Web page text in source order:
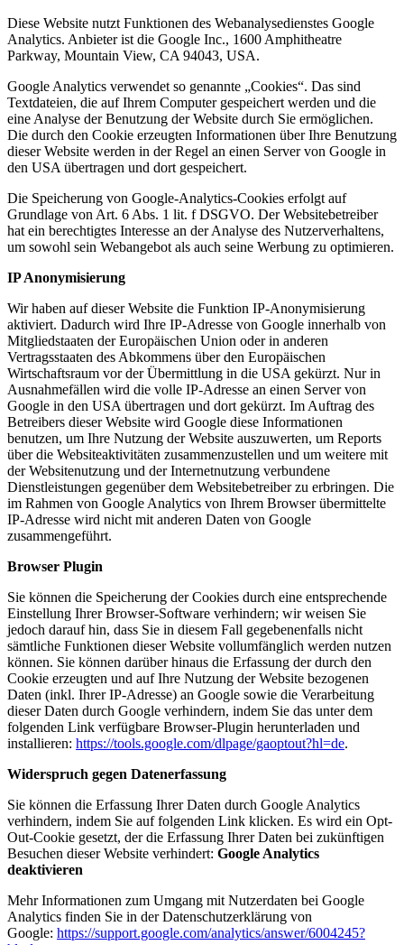
Diese Website nutzt Funktionen des Webanalysedienstes Google
Analytics. Anbieter ist die Google Inc., 1600 Amphitheatre
Parkway, Mountain View, CA 94043, USA.
Google Analytics verwendet so genannte „Cookies“. Das sind
Textdateien, die auf Ihrem Computer gespeichert werden und die
eine Analyse der Benutzung der Website durch Sie ermöglichen.
Die durch den Cookie erzeugten Informationen über Ihre Benutzung
dieser Website werden in der Regel an einen Server von Google in
den USA übertragen und dort gespeichert.
Die Speicherung von Google-Analytics-Cookies erfolgt auf
Grundlage von Art. 6 Abs. 1 lit. f DSGVO. Der Websitebetreiber
hat ein berechtigtes Interesse an der Analyse des Nutzerverhaltens,
um sowohl sein Webangebot als auch seine Werbung zu optimieren.
IP Anonymisierung
Wir haben auf dieser Website die Funktion IP-Anonymisierung
aktiviert. Dadurch wird Ihre IP-Adresse von Google innerhalb von
Mitgliedstaaten der Europäischen Union oder in anderen
Vertragsstaaten des Abkommens über den Europäischen
Wirtschaftsraum vor der Übermittlung in die USA gekürzt. Nur in
Ausnahmefällen wird die volle IP-Adresse an einen Server von
Google in den USA übertragen und dort gekürzt. Im Auftrag des
Betreibers dieser Website wird Google diese Informationen
benutzen, um Ihre Nutzung der Website auszuwerten, um Reports
über die Websiteaktivitäten zusammenzustellen und um weitere mit
der Websitenutzung und der Internetnutzung verbundene
Dienstleistungen gegenüber dem Websitebetreiber zu erbringen. Die
im Rahmen von Google Analytics von Ihrem Browser übermittelte
IP-Adresse wird nicht mit anderen Daten von Google
zusammengeführt.
Browser Plugin
Sie können die Speicherung der Cookies durch eine entsprechende
Einstellung Ihrer Browser-Software verhindern; wir weisen Sie
jedoch darauf hin, dass Sie in diesem Fall gegebenenfalls nicht
sämtliche Funktionen dieser Website vollumfänglich werden nutzen
können. Sie können darüber hinaus die Erfassung der durch den
Cookie erzeugten und auf Ihre Nutzung der Website bezogenen
Daten (inkl. Ihrer IP-Adresse) an Google sowie die Verarbeitung
dieser Daten durch Google verhindern, indem Sie das unter dem
folgenden Link verfügbare Browser-Plugin herunterladen und
installieren: https://tools.google.com/dlpage/gaoptout?hl=de.
Widerspruch gegen Datenerfassung
Sie können die Erfassung Ihrer Daten durch Google Analytics
verhindern, indem Sie auf folgenden Link klicken. Es wird ein Opt-
Out-Cookie gesetzt, der die Erfassung Ihrer Daten bei zukünftigen
Besuchen dieser Website verhindert: Google Analytics
deaktivieren
Mehr Informationen zum Umgang mit Nutzerdaten bei Google
Analytics finden Sie in der Datenschutzerklärung von
Google: https://support.google.com/analytics/answer/6004245?